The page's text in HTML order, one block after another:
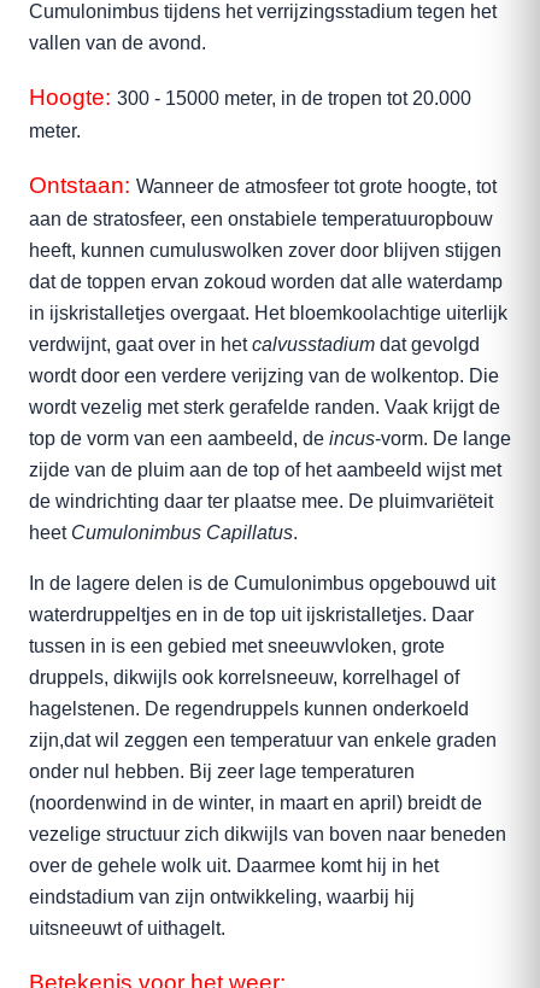
Cumulonimbus tijdens het verrijzingsstadium tegen het
vallen van de avond.
Hoogte: 300 - 15000 meter, in de tropen tot 20.000
meter.
Ontstaan: Wanneer de atmosfeer tot grote hoogte, tot
aan de stratosfeer, een onstabiele temperatuuropbouw
heeft, kunnen cumuluswolken zover door blijven stijgen
dat de toppen ervan zokoud worden dat alle waterdamp
in ijskristalletjes overgaat. Het bloemkoolachtige uiterlijk
verdwijnt, gaat over in hetcalvusstadium dat gevolgd
wordt door een verdere verijzing van de wolkentop. Die
wordt vezelig met sterk gerafelde randen. Vaak krijgt de
top de vorm van een aambeeld, de incus-vorm. De lange
zijde van de pluim aan de top of het aambeeld wijst met
de windrichting daar ter plaatse mee. De pluimvariëteit
heet Cumulonimbus Capillatus.
In de lagere delen is de Cumulonimbus opgebouwd uit
waterdruppeltjes en in de top uit ijskristalletjes. Daar
tussen in is een gebied met sneeuwvloken, grote
druppels, dikwijls ook korrelsneeuw, korrelhagel of
hagelstenen. De regendruppels kunnen onderkoeld
zijn,dat wil zeggen een temperatuur van enkele graden
onder nul hebben. Bij zeer lage temperaturen
(noordenwind in de winter, in maart en april) breidt de
vezelige structuur zich dikwijls van boven naar beneden
over de gehele wolk uit. Daarmee komt hij in het
eindstadium van zijn ontwikkeling, waarbij hij
uitsneeuwt of uithagelt.
Betekenis voor het weer: